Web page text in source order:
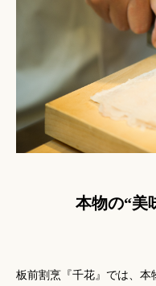
本物の“美
板前割烹『千花』では、本